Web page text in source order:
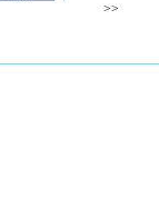
>>